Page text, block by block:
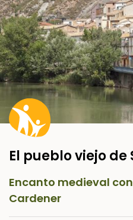
El pueblo viejo de
Encanto medieval
Cardener